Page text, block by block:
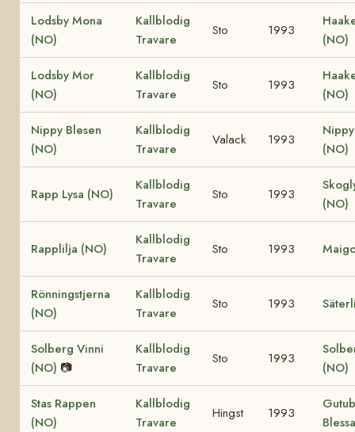
Lodsby Mona
(NO)
Kallblodig
Travare
Sto 1993
(NO)
Lodsby Mor
(NO)
Kallblodig
Travare
Sto 1993
(NO)
Nippy Blesen
(NO)
Kallblodig
Travare
Valack 1993
(NO)
Rapp Lysa (NO)
Kallblodig
Travare
Sto 1993
(NO)
Rapplilja (NO)
Kallblodig
Travare
Sto 1993
Rönningstjerna
(NO)
Kallblodig
Travare
Sto 1993
Solberg Vinni
(NO) 📷
Kallblodig
Travare
Sto 1993
(NO)
Stas Rappen
(NO)
Kallblodig
Travare
Hingst 1993